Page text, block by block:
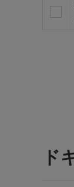
ド